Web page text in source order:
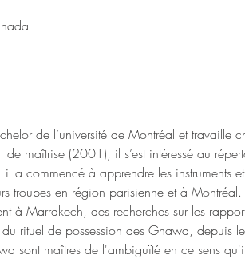
de l’université de Montréal et travaille
maîtrise (2001), il s’est intéressé au
a commencé à apprendre les instruments
troupes en région parisienne et à Montréal.
Marrakech, des recherches sur les
rituel de possession des Gnawa, depuis
sont maîtres de l'ambiguïté en ce sens